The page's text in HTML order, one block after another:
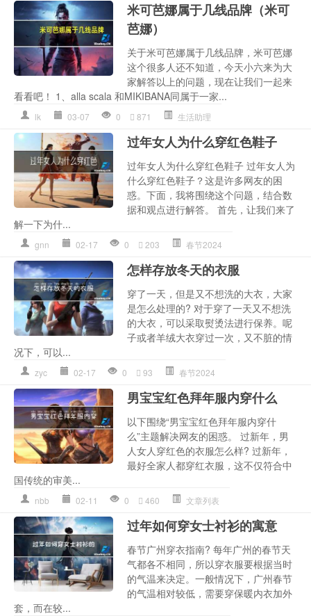
米可芭娜属于几线品牌（米可
芭娜）
关于米可芭娜属于几线品牌，米可芭娜
这个很多人还不知道，今天小六来为大
家解答以上的问题，现在让我们一起来
看看吧！ 1、alla scala 和MIKIBANA同属于一家...
lk 03-07 0 871 生活助理
过年女人为什么穿红色鞋子
过年女人为什么穿红色鞋子 过年女人为
什么穿红色鞋子？这是许多网友的困
惑。下面，我将围绕这个问题，结合数
据和观点进行解答。 首先，让我们来了
解一下为什...
gnn 02-17 0 203 春节2024
怎样存放冬天的衣服
穿了一天，但是又不想洗的大衣，大家
是怎么处理的? 对于穿了一天又不想洗
的大衣，可以采取熨烫法进行保养。呢
子或者羊绒大衣穿过一次，又不脏的情
况下，可以...
zyc 02-17 0 93 春节2024
男宝宝红色拜年服内穿什么
以下围绕“男宝宝红色拜年服内穿什
么”主题解决网友的困惑。 过新年，男
人女人穿红色的衣服怎么样? 过新年，
最好全家人都穿红衣服，这不仅符合中
国传统的审美...
nbb 02-11 0 460 文章列表
过年如何穿女士衬衫的寓意
春节广州穿衣指南? 每年广州的春节天
气都各不相同，所以穿衣服要根据当时
的气温来决定。一般情况下，广州春节
的气温相对较低，需要穿保暖内衣加外
套，而在较...